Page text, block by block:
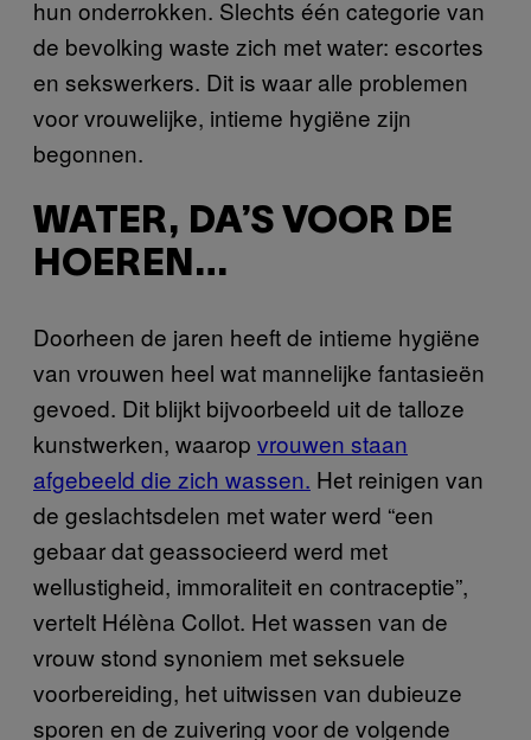
hun onderrokken. Slechts één categorie van
de bevolking waste zich met water: escortes
en sekswerkers. Dit is waar alle problemen
voor vrouwelijke, intieme hygiëne zijn
begonnen.
WATER, DA’S VOOR DE
HOEREN…
Doorheen de jaren heeft de intieme hygiëne
van vrouwen heel wat mannelijke fantasieën
gevoed. Dit blijkt bijvoorbeeld uit de talloze
kunstwerken, waarop vrouwen staan
afgebeeld die zich wassen. Het reinigen van
de geslachtsdelen met water werd “een
gebaar dat geassocieerd werd met
wellustigheid, immoraliteit en contraceptie”,
vertelt Hélèna Collot. Het wassen van de
vrouw stond synoniem met seksuele
voorbereiding, het uitwissen van dubieuze
sporen en de zuivering voor de volgende